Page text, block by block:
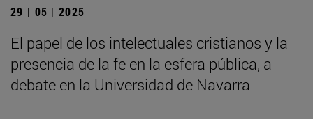
29 | 05 | 2025
El papel de los intelectuales cristianos y la
presencia de la fe en la esfera pública, a
debate en la Universidad de Navarra